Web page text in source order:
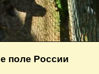
поле России